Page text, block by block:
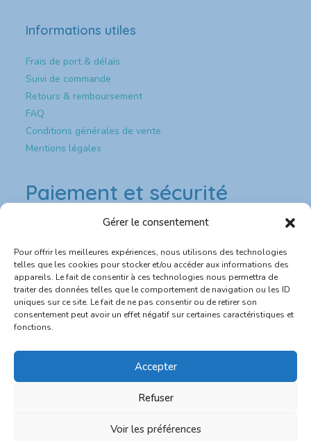
Gérer le consentement
Pour offrir les meilleures expériences, nous utilisons des technologies
telles que les cookies pour stocker et/ou accéder aux informations des
appareils. Le fait de consentir à ces technologies nous permettra de
traiter des données telles que le comportement de navigation ou les ID
uniques sur ce site. Le fait de ne pas consentir ou de retirer son
consentement peut avoir un effet négatif sur certaines caractéristiques et
fonctions.
Accepter
Refuser
Voir les préférences
Informations utiles
Frais de port & délais
Suivi de commande
Retours & remboursement
FAQ
Conditions générales de vente
Mentions légales
Paiement et sécurité
Paiement & sécurité
💳 Paiement sécurisé CB
🔐 Site protégé SSL
📦 Expédition rapide depuis la France
💬 Service client réactif
Bulle de bonne heure - RCS numéro 852 297 449 R.C.S. Melun